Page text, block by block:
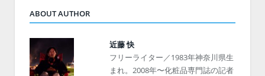
ABOUT AUTHOR
近藤 快
フリーライター／1983年神奈川県生
まれ。2008年〜化粧品専門誌の記者